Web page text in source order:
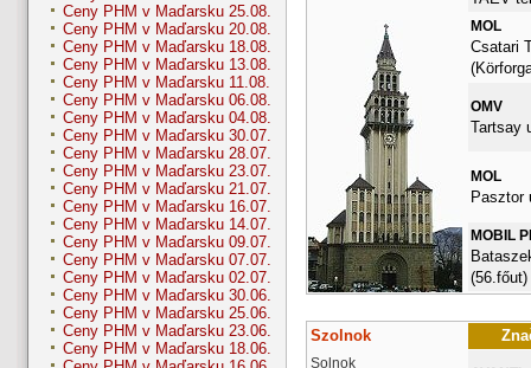
Ceny PHM v Maďarsku 25.08.
Ceny PHM v Maďarsku 20.08.
Ceny PHM v Maďarsku 18.08.
Ceny PHM v Maďarsku 13.08.
Ceny PHM v Maďarsku 11.08.
Ceny PHM v Maďarsku 06.08.
Ceny PHM v Maďarsku 04.08.
Ceny PHM v Maďarsku 30.07.
Ceny PHM v Maďarsku 28.07.
Ceny PHM v Maďarsku 23.07.
Ceny PHM v Maďarsku 21.07.
Ceny PHM v Maďarsku 16.07.
Ceny PHM v Maďarsku 14.07.
Ceny PHM v Maďarsku 09.07.
Ceny PHM v Maďarsku 07.07.
Ceny PHM v Maďarsku 02.07.
Ceny PHM v Maďarsku 30.06.
Ceny PHM v Maďarsku 25.06.
Ceny PHM v Maďarsku 23.06.
Ceny PHM v Maďarsku 18.06.
MOL
Csatari
OMV
Tartsay
MOL
Pasztor
MOBIL
(56.főut)
Szolnok
Solnok